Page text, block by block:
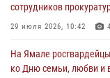
сотрудников
29 июля 2026, 10:42 4
На Ямале
ко Дню семьи, любви и